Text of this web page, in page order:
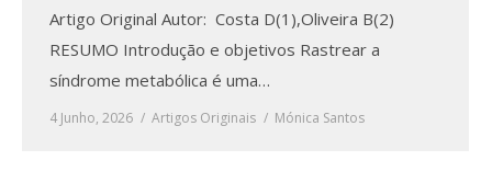
Candidatura a revisor
Artigo Original Autor: Costa D(1),Oliveira B(2)
RESUMO Introdução e objetivos Rastrear a
síndrome metabólica é uma…
4 Junho, 2026 Artigos Originais Mónica Santos